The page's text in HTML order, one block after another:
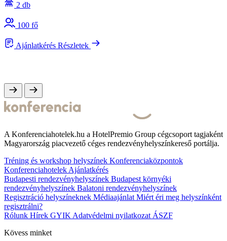
2 db
100 fő
Ajánlatkérés Részletek
A Konferenciahotelek.hu a HotelPremio Group cégcsoport tagjaként
Magyarország piacvezető céges rendezvényhelyszínkereső portálja.
Tréning és workshop helyszínek Konferenciaközpontok
Konferenciahotelek Ajánlatkérés
Budapesti rendezvényhelyszínek Budapest környéki
rendezvényhelyszínek Balatoni rendezvényhelyszínek
Regisztráció helyszíneknek Médiaajánlat Miért éri meg helyszínként
regisztrálni?
Rólunk Hírek GYIK Adatvédelmi nyilatkozat ÁSZF
Kövess minket